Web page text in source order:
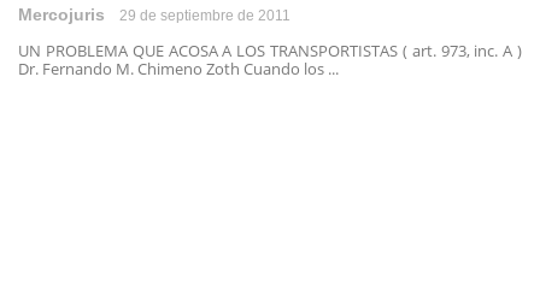
Mercojuris 29 de septiembre de 2011
UN PROBLEMA QUE ACOSA A LOS TRANSPORTISTAS ( art. 973, inc. A )
Dr. Fernando M. Chimeno Zoth Cuando los ...